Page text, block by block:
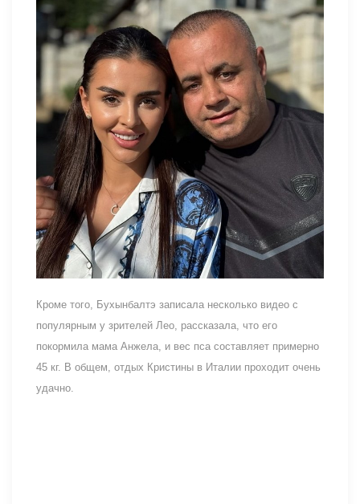
Кроме того, Бухынбалтэ записала несколько видео с
популярным у зрителей Лео, рассказала, что его
покормила мама Анжела, и вес пса составляет примерно
45 кг. В общем, отдых Кристины в Италии проходит очень
удачно.